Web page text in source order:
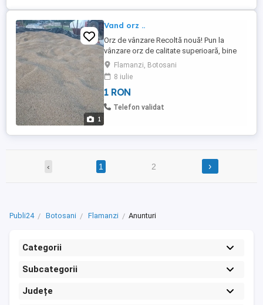
1
Vand orz ..
Orz de vânzare Recoltă nouă! Pun la
vânzare orz de calitate superioară, bine
păstrat. Potrivit pentru furaj, ferme și
gospodării. Cantitate disponbilă după
necesități Seriozitate și promptitudine
Pentru informații , contactați-mă în privat
sau la telefon.
Flamanzi, Botosani
8 iulie
1 RON
Telefon validat
‹ 1 2 ›
Publi24 Botosani Flamanzi Anunturi
Categorii
Subcategorii
Județe